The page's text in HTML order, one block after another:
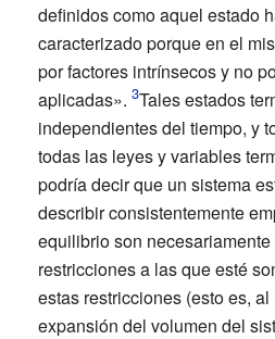
definidos como aquel estado
caracterizado porque en el
por factores intrínsecos y no
aplicadas». Tales estados
independientes del tiempo, y
todas las leyes y variables
podría decir que un sistema
describir consistentemente
equilibrio son
restricciones a las que esté
estas restricciones (esto es,
expansión del volumen del